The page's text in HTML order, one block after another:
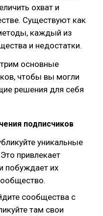
охват и
Существуют как
каждый из
и недостатки.
основные
чтобы вы могли
решения для себя
подписчиков
уникальные
привлекает
побуждает их
сообщества с
там свои